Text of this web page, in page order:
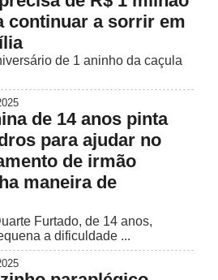
continuar a sorrir em
de 1 aninho da caçula
de 14 anos pinta
para ajudar no
de irmão
maneira de
Furtado, de 14 anos,
a dificuldade ...